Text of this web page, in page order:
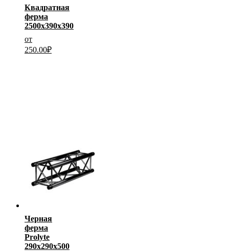
Квадратная
ферма
2500х390х390
от
250.00₽
Черная
ферма
Prolyte
290x290x500